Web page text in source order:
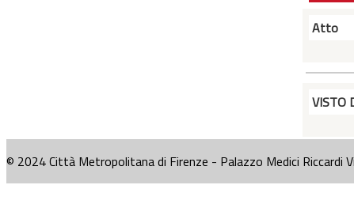
Atto
VISTO
© 2024 Città Metropolitana di Firenze - Palazzo Medici Riccardi